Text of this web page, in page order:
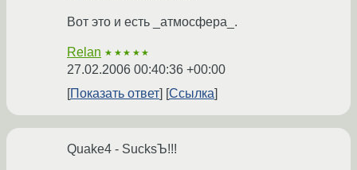
Вот это и есть _атмосфера_.
Relan ★★★★★
27.02.2006 00:40:36 +00:00
Показать ответ
Ссылка
Quake4 - SucksЪ!!!